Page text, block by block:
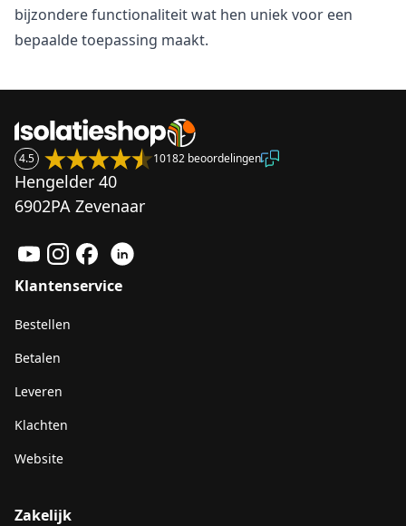
bijzondere functionaliteit wat hen uniek voor een
bepaalde toepassing maakt.
4.5 10182 beoordelingen
Hengelder 40
6902PA Zevenaar
Klantenservice
Bestellen
Betalen
Leveren
Klachten
Website
Zakelijk